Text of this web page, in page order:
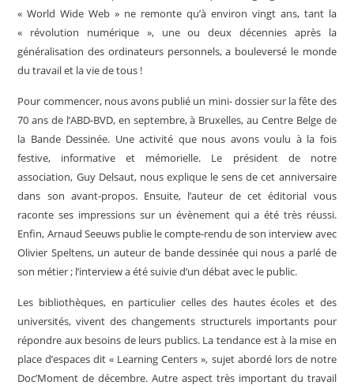
« World Wide Web » ne remonte qu’à environ vingt ans, tant la
« révolution numérique », une ou deux décennies après la
généralisation des ordinateurs personnels, a bouleversé le monde
du travail et la vie de tous !
Pour commencer, nous avons publié un mini- dossier sur la fête des
70 ans de l’ABD-BVD, en septembre, à Bruxelles, au Centre Belge de
la Bande Dessinée. Une activité que nous avons voulu à la fois
festive, informative et mémorielle. Le président de notre
association, Guy Delsaut, nous explique le sens de cet anniversaire
dans son avant-propos. Ensuite, l’auteur de cet éditorial vous
raconte ses impressions sur un évènement qui a été très réussi.
Enfin, Arnaud Seeuws publie le compte-rendu de son interview avec
Olivier Speltens, un auteur de bande dessinée qui nous a parlé de
son métier ; l’interview a été suivie d’un débat avec le public.
Les bibliothèques, en particulier celles des hautes écoles et des
universités, vivent des changements structurels importants pour
répondre aux besoins de leurs publics. La tendance est à la mise en
place d’espaces dit « Learning Centers », sujet abordé lors de notre
Doc’Moment de décembre. Autre aspect très important du travail